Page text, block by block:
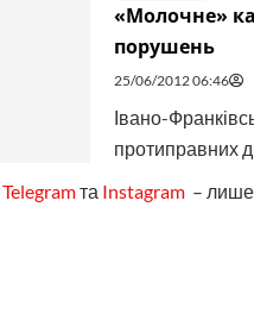
«Молочне»
порушень
25/06/2012 06:46
Івано-
протиправних
Telegramта Instagram – лише